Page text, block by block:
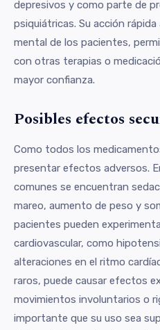
depresivos y como parte de
psiquiátricas. Su acción
mental de los pacientes,
con otras terapias o
mayor confianza.
Posibles efectos
Como todos los
presentar efectos adversos.
comunes se encuentran
mareo, aumento de peso y
pacientes pueden
cardiovascular, como
alteraciones en el ritmo
raros, puede causar efectos
movimientos involuntarios o
importante que su uso sea